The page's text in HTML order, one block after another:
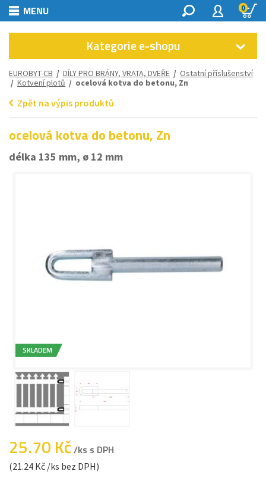
MENU 0
Kategorie e-shopu
EUROBYT-CB / DÍLY PRO BRÁNY, VRATA, DVEŘE / Ostatní příslušenství
/ Kotvení plotů / ocelová kotva do betonu, Zn
Zpět na výpis produktů
ocelová kotva do betonu, Zn
délka 135 mm, ø 12 mm
SKLADEM
25.70 Kč/ks s DPH
(21.24 Kč /ks bez DPH)